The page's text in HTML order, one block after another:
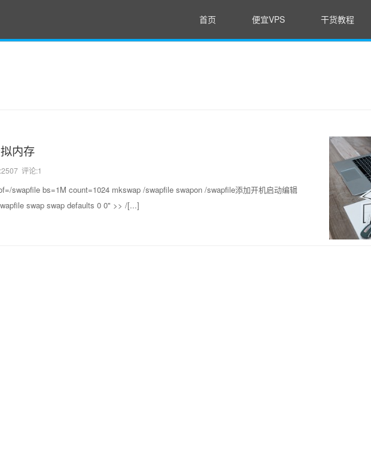
首页 便宜VPS 干货教程
内存
评论:1
swapfile bs=1M count=1024 mkswap /swapfile swapon /swapfile添加开机启动编辑
swap swap defaults 0 0" >> /[...]